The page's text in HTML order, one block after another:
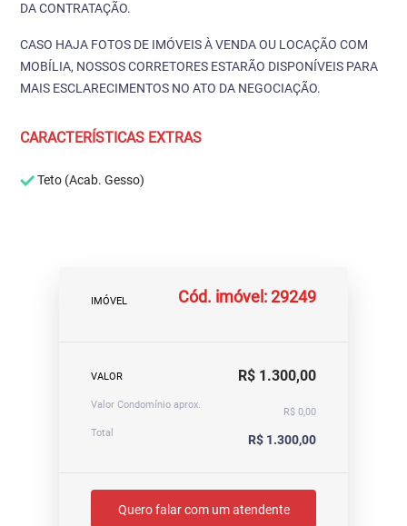
DA CONTRATAÇÃO.
CASO HAJA FOTOS DE IMÓVEIS À VENDA OU LOCAÇÃO COM
MOBÍLIA, NOSSOS CORRETORES ESTARÃO DISPONÍVEIS PARA
MAIS ESCLARECIMENTOS NO ATO DA NEGOCIAÇÃO.
CARACTERÍSTICAS EXTRAS
Teto (Acab. Gesso)
IMÓVEL Cód. imóvel: 29249
VALOR R$ 1.300,00
Valor Condomínio aprox.
R$ 0,00
Total
R$ 1.300,00
Quero falar com um atendente